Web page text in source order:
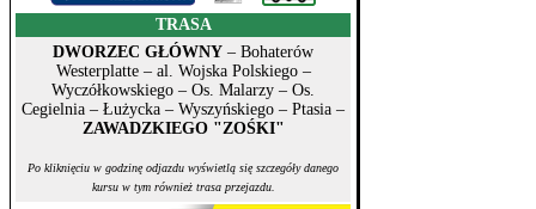
TRASA
DWORZEC GŁÓWNY – Bohaterów
Westerplatte – al. Wojska Polskiego –
Wyczółkowskiego – Os. Malarzy – Os.
Cegielnia – Łużycka – Wyszyńskiego – Ptasia –
ZAWADZKIEGO "ZOŚKI"
Po kliknięciu w godzinę odjazdu wyświetlą się szczegóły danego
kursu w tym również trasa przejazdu.